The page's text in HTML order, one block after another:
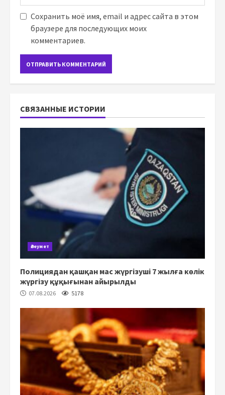
Сохранить моё имя, email и адрес сайта в этом
браузере для последующих моих
комментариев.
СВЯЗАННЫЕ ИСТОРИИ
Әлеумет
Полициядан қашқан мас жүргізуші 7 жылға көлік
жүргізу құқығынан айырылды
07.08.2026 5178